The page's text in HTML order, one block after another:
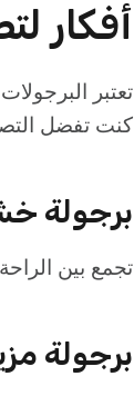
أفكار
تعتبر
كنت تفضل
برجولة
تجمع بين
برجولة